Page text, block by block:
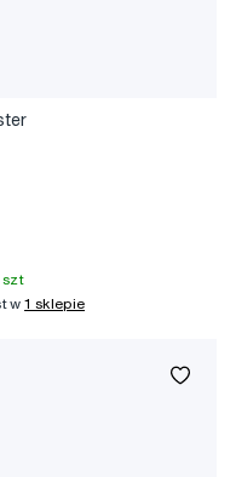
szt
w1 sklepie